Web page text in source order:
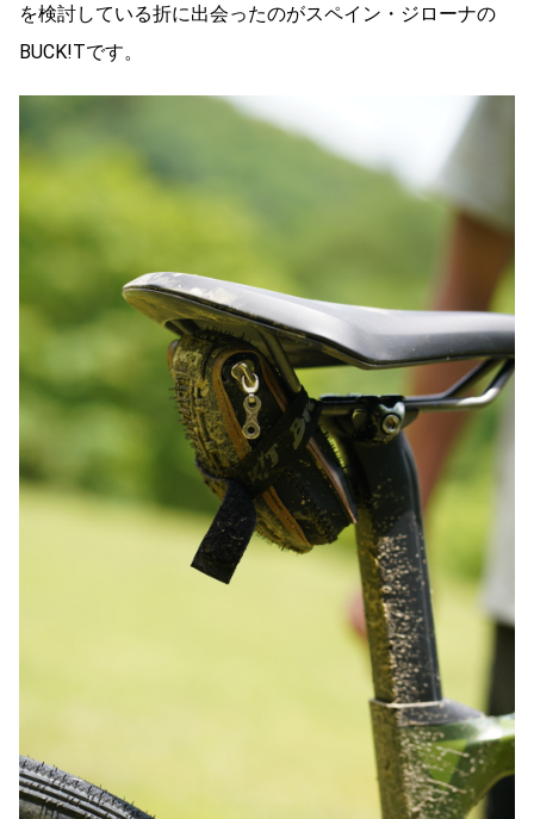
を検討している折に出会ったのがスペイン・ジローナの
BUCK!Tです。